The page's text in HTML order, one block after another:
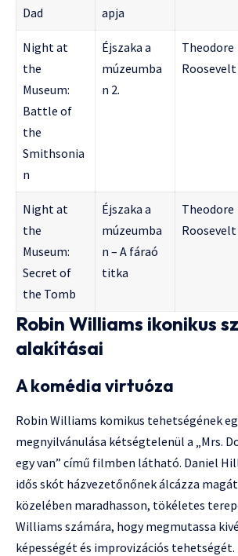
Dad
apja
Night at
the
Museum:
Battle of
the
Smithsonia
n
Éjszaka a
múzeumba
n 2.
Theodore
Roosevelt
Night at
the
Museum:
Secret of
the Tomb
Éjszaka a
múzeumba
n – A fáraó
titka
Theodore
Roosevelt
Robin Williams ikonikus
alakításai
A komédia virtuóza
Robin Williams komikus tehetségének
megnyilvánulása kétségtelenül a „Mrs.
egy van” című filmben látható. Daniel
idős skót házvezetőnőnek álcázza
közelében maradhasson, tökéletes
Williams számára, hogy megmutassa
képességét és improvizációs tehetségét.